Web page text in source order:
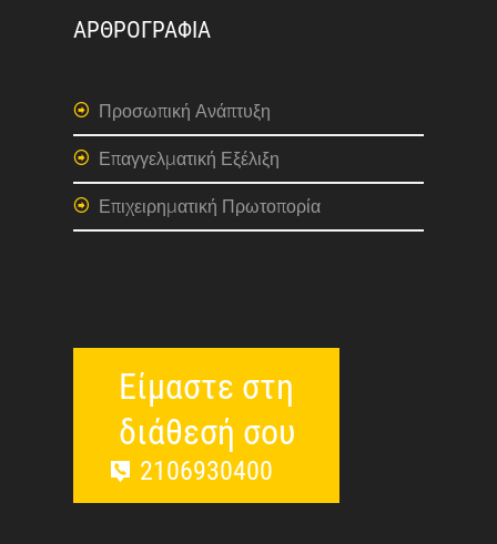
ΑΡΘΡΟΓΡΑΦΙΑ
Προσωπική Ανάπτυξη
Επαγγελματική Εξέλιξη
Επιχειρηματική Πρωτοπορία
Είμαστε στη
διάθεσή σου
2106930400